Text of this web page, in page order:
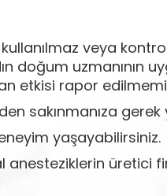
veya
doğum uzmanının
etkisi rapor
sakınmanıza gerek
yaşayabilirsiniz.
üretici